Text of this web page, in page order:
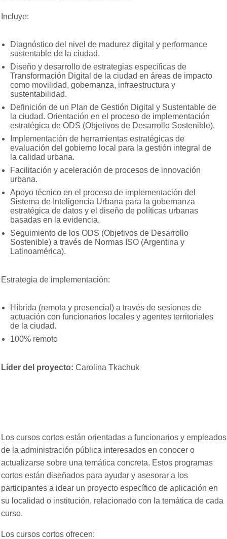
Incluye:
Diagnóstico del nivel de madurez digital y performance
sustentable de la ciudad.
Diseño y desarrollo de estrategias específicas de
Transformación Digital de la ciudad en áreas de impacto
como movilidad, gobernanza, infraestructura y
sustentabilidad.
Definición de un Plan de Gestión Digital y Sustentable de
la ciudad. Orientación en el proceso de implementación
estratégica de ODS (Objetivos de Desarrollo Sostenible).
Implementación de herramientas estratégicas de
evaluación del gobierno local para la gestión integral de
la calidad urbana.
Facilitación y aceleración de procesos de innovación
urbana.
Apoyo técnico en el proceso de implementación del
Sistema de Inteligencia Urbana para la gobernanza
estratégica de datos y el diseño de políticas urbanas
basadas en la evidencia.
Seguimiento de los ODS (Objetivos de Desarrollo
Sostenible) a través de Normas ISO (Argentina y
Latinoamérica).
Estrategia de implementación:
Híbrida (remota y presencial) a través de sesiones de
actuación con funcionarios locales y agentes territoriales
de la ciudad.
100% remoto
Líder del proyecto: Carolina Tkachuk
Los cursos cortos están orientadas a funcionarios y empleados
de la administración pública interesados en conocer o
actualizarse sobre una temática concreta. Estos programas
cortos están diseñados para ayudar y asesorar a los
participantes a idear un proyecto específico de aplicación en
su localidad o institución, relacionado con la temática de cada
curso.
Los cursos cortos ofrecen: